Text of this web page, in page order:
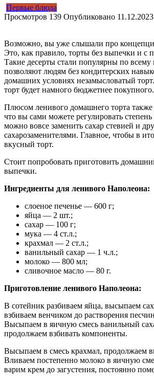
Первые блюда
Просмотров 139 Опубликовано 11.12.2023
Возможно, вы уже слышали про
Это, как правило, торты без выпечки и с
Такие десерты стали популярны по всему
позволяют людям без кондитерских
домашних условиях незамысловатый
торт будет намного бюджетнее покупного.
Плюсом ленивого домашнего торта также
что вы сами можете регулировать
можно вовсе заменить сахар стевией и
сахарозаменителями. Главное, чтобы в
вкусный торт.
Стоит попробовать приготовить
выпечки.
Ингредиенты для ленивого Наполеона:
слоеное печенье — 600 г;
яйца — 2 шт.;
сахар — 100 г;
мука — 4 ст.л.;
крахмал — 2 ст.л.;
ванильный сахар — 1 ч.л.;
молоко — 800 мл;
сливочное масло — 80 г.
Приготовление ленивого Наполеона:
В сотейник разбиваем яйца, высыпаем
взбиваем венчиком до растворения
Высыпаем в яичную смесь ванильный
продолжаем взбивать компоненты.
Высыпаем в смесь крахмал, продолжаем
Вливаем постепенно молоко в яичную
варим крем до загустения, постоянно